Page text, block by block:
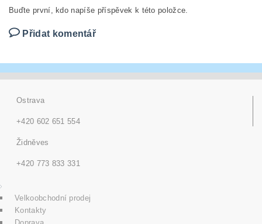
Buďte první, kdo napíše příspěvek k této položce.
Přidat komentář
Ostrava
+420 602 651 554
Židněves
+420 773 833 331
Velkoobchodní prodej
Kontakty